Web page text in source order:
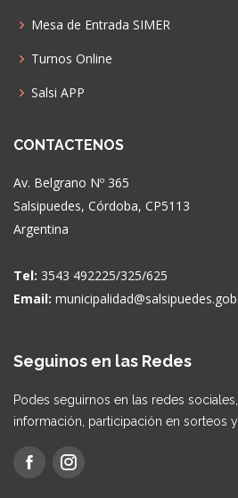
Mesa de Entrada SIMER
Turnos Online
Salsi APP
CONTACTENOS
Av. Belgrano Nº 365
Salsipuedes, Córdoba, CP5113
Argentina
Tel: 3543 492225/325/625
Email:
Seguinos en las Redes
Podes seguirnos en las redes
información, participación en sorteos y